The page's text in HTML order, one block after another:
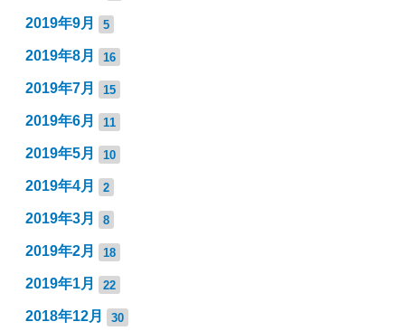
2019年9月 5
2019年8月 16
2019年7月 15
2019年6月 11
2019年5月 10
2019年4月 2
2019年3月 8
2019年2月 18
2019年1月 22
2018年12月 30